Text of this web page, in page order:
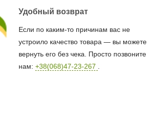
Удобный возврат
Если по каким-то причинам вас не
устроило качество товара — вы можете
вернуть его без чека. Просто позвоните
нам: +38(068)47-23-267